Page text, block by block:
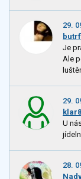
29.
Je
Ale
29.
klar8
U
28.